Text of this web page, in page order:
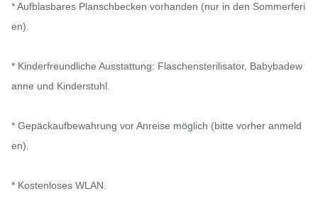
* Aufblasbares Planschbecken vorhanden (nur in den Sommerferi
en).
* Kinderfreundliche Ausstattung: Flaschensterilisator, Babybadew
anne und Kinderstuhl.
* Gepäckaufbewahrung vor Anreise möglich (bitte vorher anmeld
en).
* Kostenloses WLAN.